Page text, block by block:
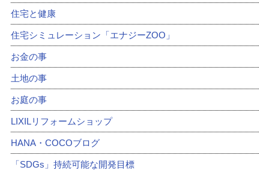
住宅と健康
住宅シミュレーション「エナジーZOO」
お金の事
土地の事
お庭の事
LIXILリフォームショップ
HANA・COCOブログ
「SDGs」持続可能な開発目標